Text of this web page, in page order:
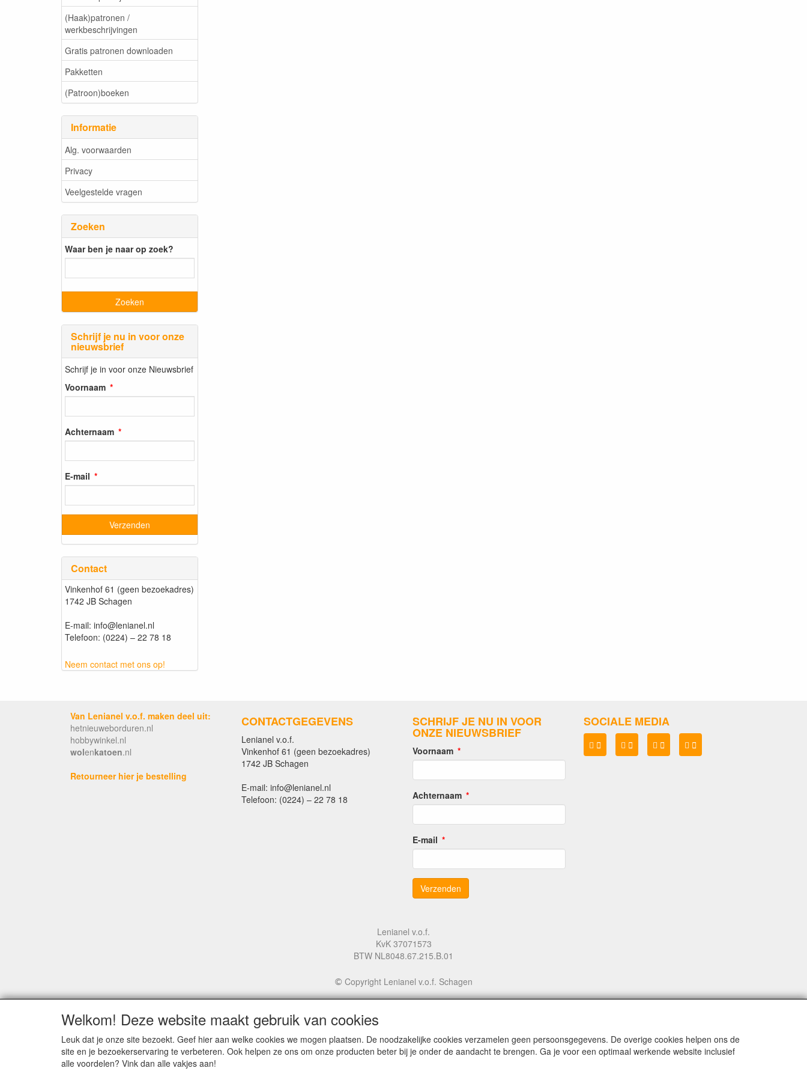
(Haak)patronen /
werkbeschrijvingen
Gratis patronen downloaden
Pakketten
(Patroon)boeken
Informatie
Alg. voorwaarden
Privacy
Veelgestelde vragen
Zoeken
Waar ben je naar op zoek?
Schrijf je nu in voor onze
nieuwsbrief
Schrijf je in voor onze Nieuwsbrief
Voornaam
Achternaam
E-mail
Contact
Vinkenhof 61 (geen bezoekadres)
1742 JB Schagen
E-mail: info@lenianel.nl
Telefoon: (0224) – 22 78 18
Neem contact met ons op!
Van Lenianel v.o.f. maken deel uit:
hetnieuweborduren.nl
hobbywinkel.nl
wolenkatoen.nl
Retourneer hier je bestelling
CONTACTGEGEVENS
Lenianel v.o.f.
Vinkenhof 61 (geen bezoekadres)
1742 JB Schagen
E-mail: info@lenianel.nl
Telefoon: (0224) – 22 78 18
SCHRIJF JE NU IN VOOR
ONZE NIEUWSBRIEF
Voornaam
Achternaam
E-mail
SOCIALE MEDIA
Lenianel v.o.f.
KvK 37071573
BTW NL8048.67.215.B.01
© Copyright Lenianel v.o.f. Schagen
Welkom! Deze website maakt gebruik van cookies
Leuk dat je onze site bezoekt. Geef hier aan welke cookies we mogen plaatsen. De noodzakelijke cookies verzamelen geen persoonsgegevens. De overige cookies helpen ons de
site en je bezoekerservaring te verbeteren. Ook helpen ze ons om onze producten beter bij je onder de aandacht te brengen. Ga je voor een optimaal werkende website inclusief
alle voordelen? Vink dan alle vakjes aan!